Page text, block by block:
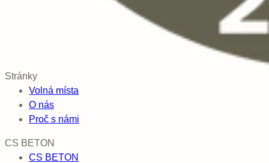
Stránky
Volná místa
O nás
Proč s námi
CS BETON
CS BETON